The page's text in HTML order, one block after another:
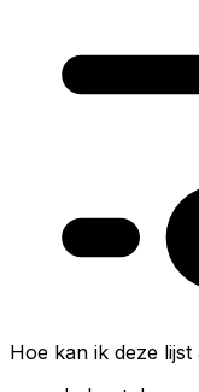
Hoe kan ik deze lijst